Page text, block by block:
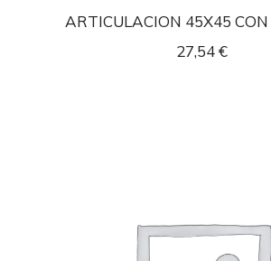
ARTICULACION 45X45
27,54€